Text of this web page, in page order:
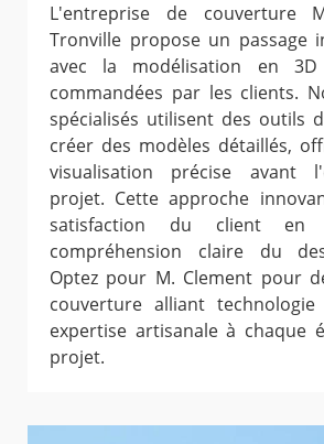
L'entreprise de couverture
Tronville propose un passage
avec la modélisation en
commandées par les clients.
spécialisés utilisent des outils
créer des modèles détaillés,
visualisation précise avant
projet. Cette approche
satisfaction du client en
compréhension claire du
Optez pour M. Clement pour
couverture alliant
expertise artisanale à chaque
projet.